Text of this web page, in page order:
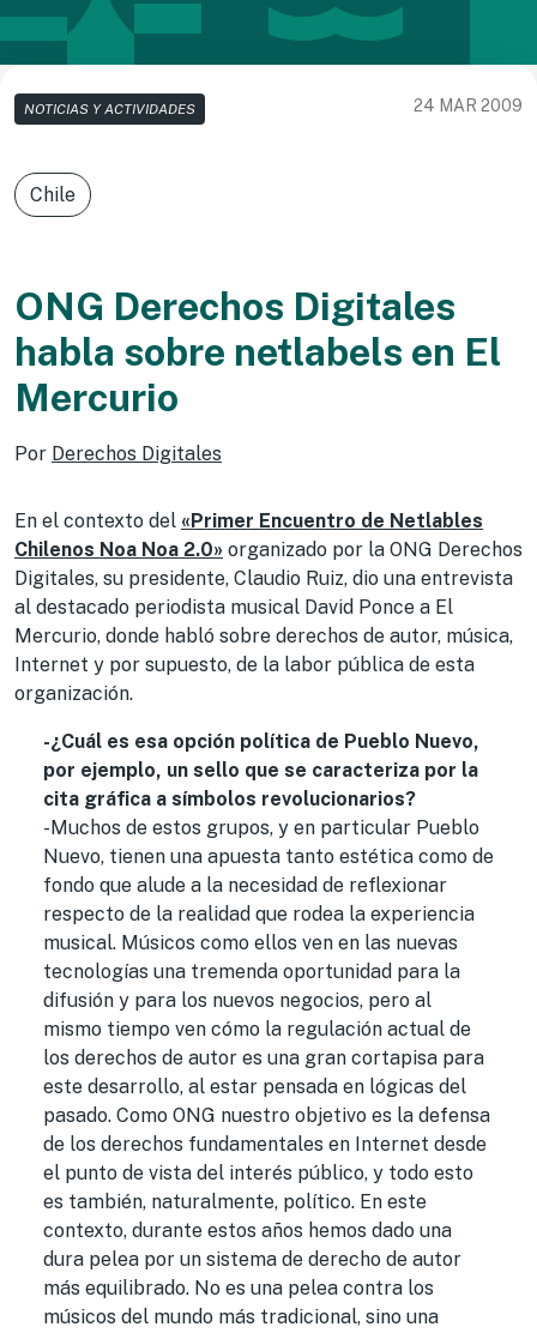
NOTICIAS Y ACTIVIDADES 24 MAR 2009
Chile
ONG Derechos Digitales
habla sobre netlabels en El
Mercurio
Por Derechos Digitales
En el contexto del «Primer Encuentro de Netlables
Chilenos Noa Noa 2.0» organizado por la ONG Derechos
Digitales, su presidente, Claudio Ruiz, dio una entrevista
al destacado periodista musical David Ponce a El
Mercurio, donde habló sobre derechos de autor, música,
Internet y por supuesto, de la labor pública de esta
organización.
-¿Cuál es esa opción política de Pueblo Nuevo,
por ejemplo, un sello que se caracteriza por la
cita gráfica a símbolos revolucionarios?
-Muchos de estos grupos, y en particular Pueblo
Nuevo, tienen una apuesta tanto estética como de
fondo que alude a la necesidad de reflexionar
respecto de la realidad que rodea la experiencia
musical. Músicos como ellos ven en las nuevas
tecnologías una tremenda oportunidad para la
difusión y para los nuevos negocios, pero al
mismo tiempo ven cómo la regulación actual de
los derechos de autor es una gran cortapisa para
este desarrollo, al estar pensada en lógicas del
pasado. Como ONG nuestro objetivo es la defensa
de los derechos fundamentales en Internet desde
el punto de vista del interés público, y todo esto
es también, naturalmente, político. En este
contexto, durante estos años hemos dado una
dura pelea por un sistema de derecho de autor
más equilibrado. No es una pelea contra los
músicos del mundo más tradicional, sino una